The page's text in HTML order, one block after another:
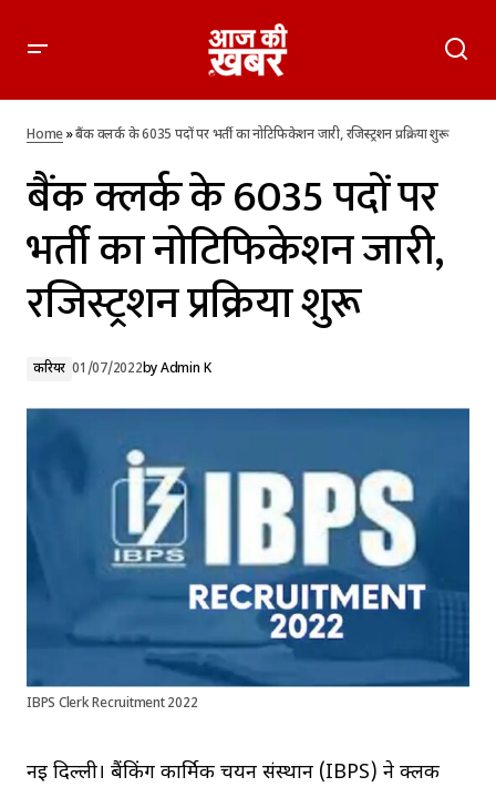
प्रक्रिया शुरू
Home»बैंक क्लर्क के 6035 पदों पर भर्ती का नोटिफिकेशन जारी, रजिस्ट्रशन प्रक्रिया शुरू
बैंक क्लर्क के 6035 पदों पर
भर्ती का नोटिफिकेशन जारी,
रजिस्ट्रशन प्रक्रिया शुरू
करियर 01/07/2022byAdmin K
IBPS Clerk Recruitment 2022
नई दिल्ली। बैंकिंग कार्मिक चयन संस्थान (IBPS) ने क्लर्क